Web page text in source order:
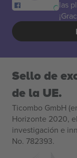
las
Sello de
de la UE.
Ticombo GmbH
Horizonte 2020,
investigación e
No. 782393.